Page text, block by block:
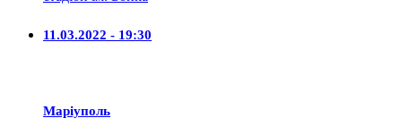
11.03.2022 - 19:30
Маріуполь